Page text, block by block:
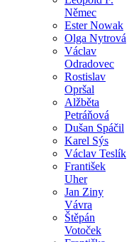
Němec
Ester Nowak
Olga Nytrová
Václav
Odradovec
Rostislav
Opršal
Alžběta
Petráňová
Dušan Spáčil
Karel Sýs
Václav Teslík
František
Uher
Jan Ziny
Vávra
Štěpán
Votoček